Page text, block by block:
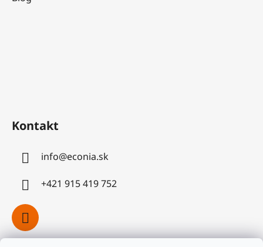
Kontakt
info@econia.sk
+421 915 419 752